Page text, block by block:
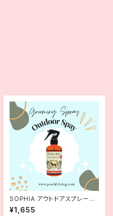
SOPHIA アウトドアスプレーOu
tdoor Spray 250ml
¥1,655